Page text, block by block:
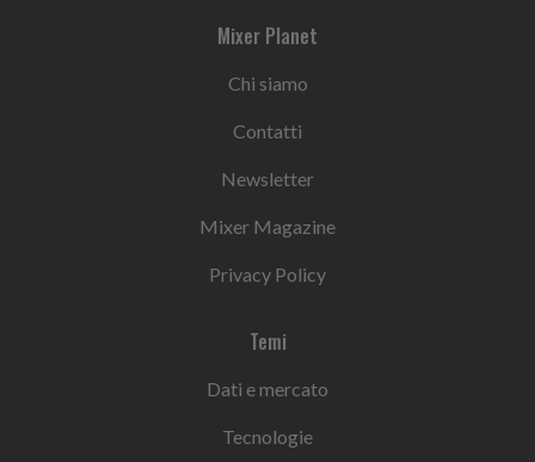
Mixer Planet
Chi siamo
Contatti
Newsletter
Mixer Magazine
Privacy Policy
Temi
Dati e mercato
Tecnologie